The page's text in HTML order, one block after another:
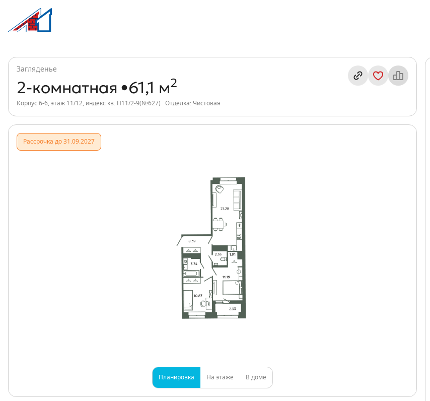
2-комнатная, 61 м², ЖК Загляденье, индекс кв. П11/2-9(№627)
Информация о квартире
2-комнатная 61,1 м2
Загляденье
Корпус 6-6, этаж 11/12, индекс кв. П11/2-9(№627) Отделка: Чистовая
Рассрочка до 31.09.2027
Планировка На этаже В доме